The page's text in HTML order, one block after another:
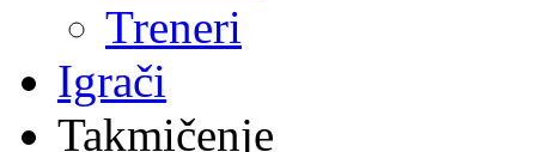
Treneri
Igrači
Takmičenje